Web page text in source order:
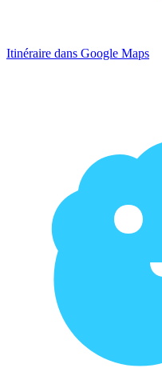
Itinéraire dans Google Maps